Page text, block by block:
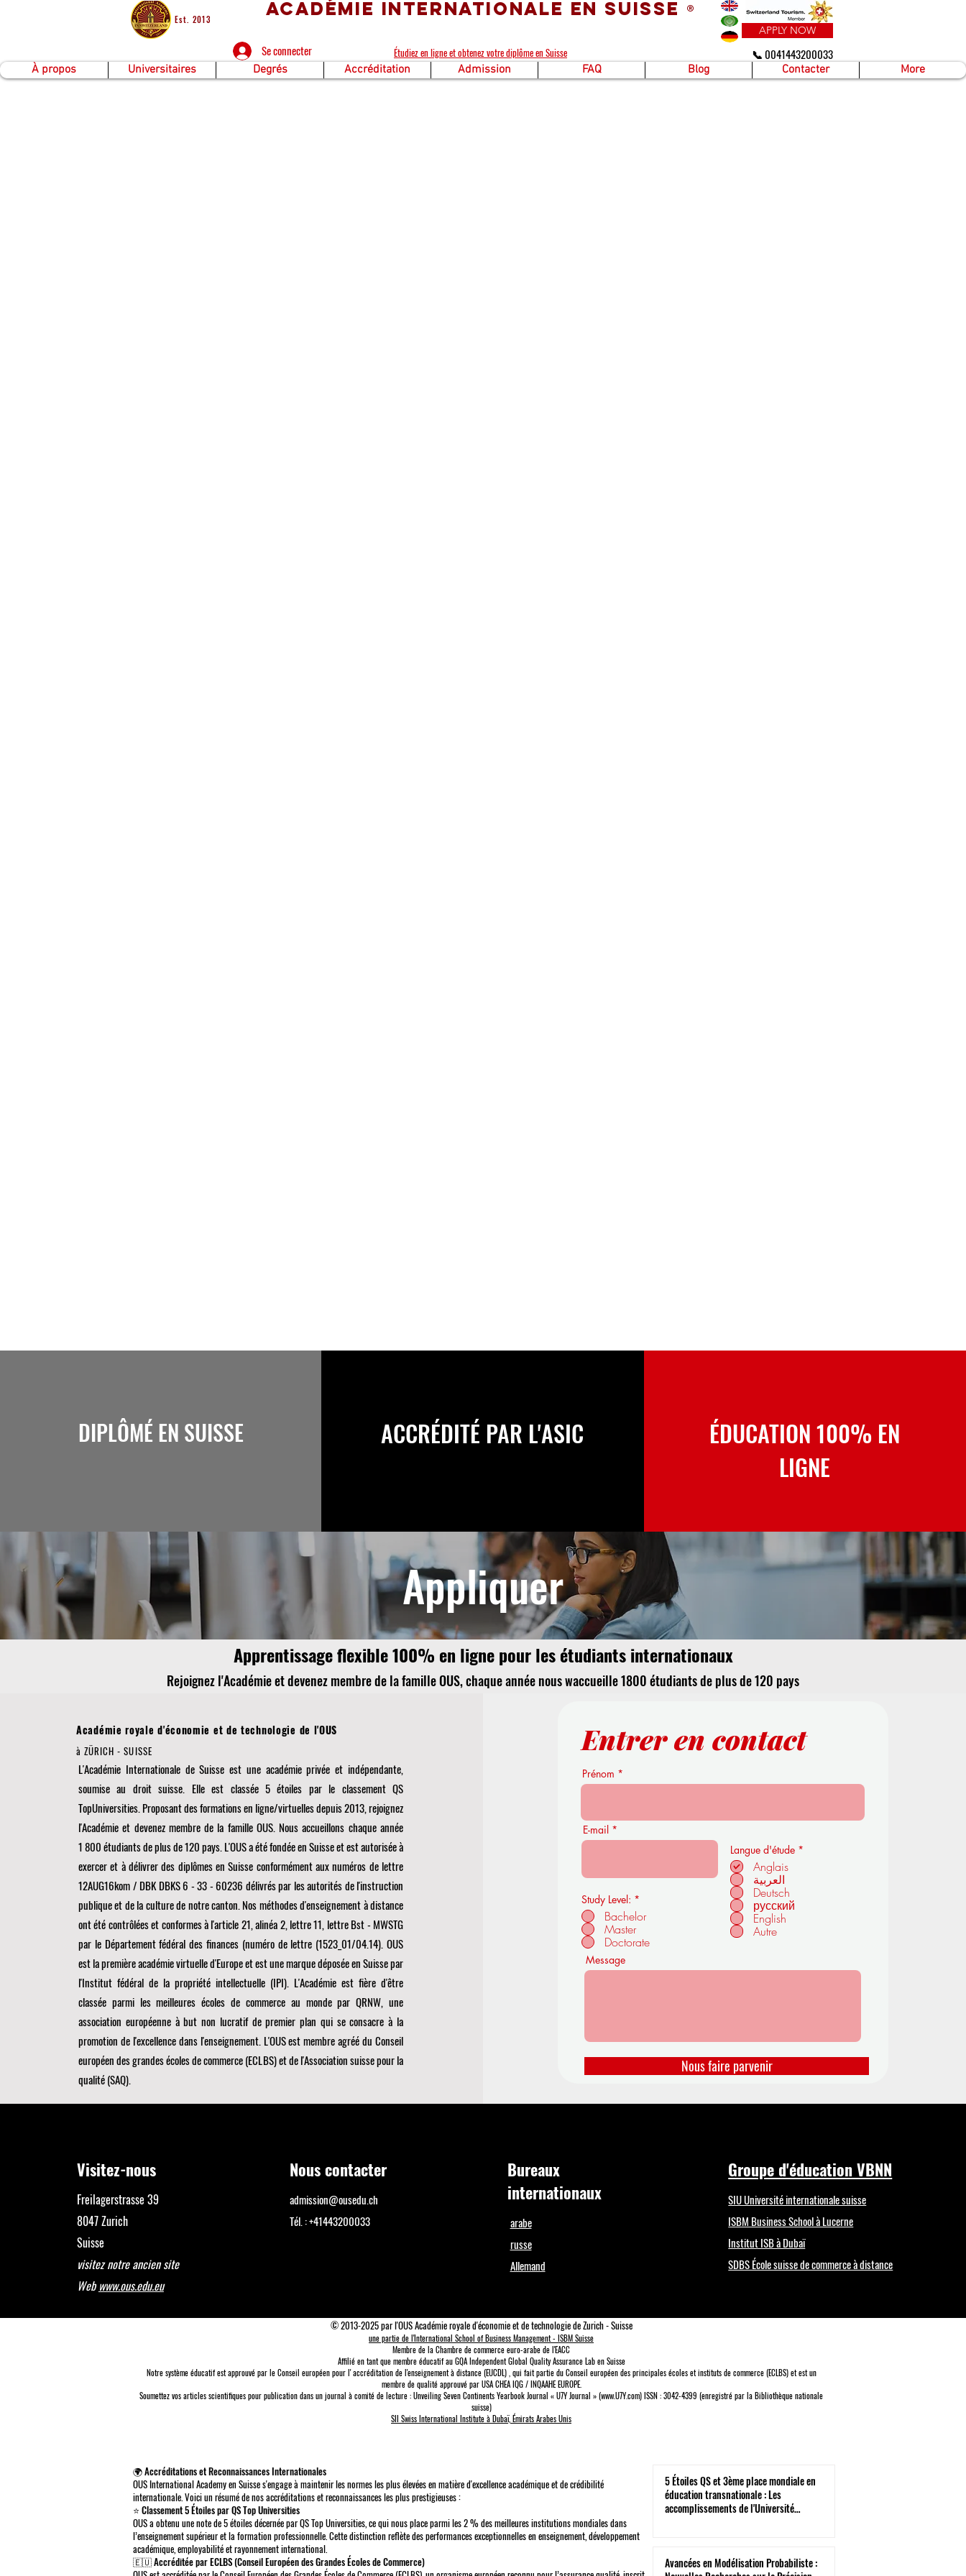
Est. 2013 Académie Internationale en Suisse ®
Se connecter Étudiez en ligne et obtenez votre diplôme en Suisse
APPLY NOW
📞 0041443200033
À propos Universitaires Degrés Accréditation Admission FAQ Blog Contacter More
DIPLÔMÉ EN SUISSE ACCRÉDITÉ PAR L'ASIC
ÉDUCATION 100% EN
LIGNE
Appliquer
Apprentissage flexible 100% en ligne pour les étudiants internationaux
Rejoignez l'Académie et devenez membre de la famille OUS, chaque année nous waccueille 1800 étudiants de plus de 120 pays
Académie royale d'économie et de technologie de l'OUS
à ZÜRICH - SUISSE
L'Académie Internationale de Suisse est une académie privée et indépendante,
soumise au droit suisse. Elle est classée 5 étoiles par le classement QS
TopUniversities. Proposant des formations en ligne/virtuelles depuis 2013, rejoignez
l'Académie et devenez membre de la famille OUS. Nous accueillons chaque année
1 800 étudiants de plus de 120 pays. L'OUS a été fondée en Suisse et est autorisée à
exercer et à délivrer des diplômes en Suisse conformément aux numéros de lettre
12AUG16kom / DBK DBKS 6 - 33 - 60236 délivrés par les autorités de l'instruction
publique et de la culture de notre canton. Nos méthodes d'enseignement à distance
ont été contrôlées et conformes à l'article 21, alinéa 2, lettre 11, lettre Bst - MWSTG
par le Département fédéral des finances (numéro de lettre (1523_01/04.14). OUS
est la première académie virtuelle d'Europe et est une marque déposée en Suisse par
l'Institut fédéral de la propriété intellectuelle (IPI). L'Académie est fière d'être
classée parmi les meilleures écoles de commerce au monde parQRNW, une
association européenne à but non lucratif de premier plan qui se consacre à la
promotion de l'excellence dans l'enseignement. L'OUS est membre agréé du Conseil
européen des grandes écoles de commerce (ECLBS)et de l'Association suisse pour la
qualité (SAQ).
Entrer en contact
Prénom
E-mail
Study Level: *
Bachelor
Master
Doctorate
Langue d'étude *
Anglais
العربية
Deutsch
русский
English
Autre
Message
Nous faire parvenir
Visitez-nous
Freilagerstrasse 39
8047 Zurich
Suisse
visitez notre ancien site
Webwww.ous.edu.eu
Nous contacter
admission@ousedu.ch
Tél. : +41443200033
Bureaux
internationaux
arabe
russe
Allemand
Groupe d'éducation VBNN
SIU Université internationale suisse
ISBM Business School à Lucerne
Institut ISB à Dubaï
SDBS École suisse de commerce à distance
© 2013-2025 par l'OUS Académie royale d'économie et de technologie de Zurich - Suisse
une partie de l'International School of Business Management - ISBM Suisse
Membre de la Chambre de commerce euro-arabe de l'EACC
Affilié en tant que membre éducatif au GQA Independent Global Quality Assurance Lab en Suisse
Notre système éducatif est approuvé par leConseil européen pour l' accréditation de l'enseignement à distance (EUCDL), qui fait partie duConseil européen des principales écoles et instituts de commerce (ECLBS)et est un
membre de qualité approuvé par USA CHEA IQG / INQAAHE EUROPE.
Soumettez vos articles scientifiques pour publication dans un journal à comité de lecture : Unveiling Seven Continents Yearbook Journal « U7Y Journal » (www.U7Y.com) ISSN : 3042-4399 (enregistré par la Bibliothèque nationale
suisse)
SII Swiss International Institute à Dubaï, Émirats Arabes Unis
🌍 Accréditations et Reconnaissances Internationales
OUS International Academy en Suisse s'engage à maintenir les normes les plus élevées en matière d'excellence académique et de crédibilité
internationale. Voici un résumé de nos accréditations et reconnaissances les plus prestigieuses :
⭐ Classement 5 Étoiles par QS Top Universities
OUS a obtenu une note de 5 étoiles décernée par QS Top Universities, ce qui nous place parmi les 2 % des meilleures institutions mondiales dans
l’enseignement supérieur et la formation professionnelle. Cette distinction reflète des performances exceptionnelles en enseignement, développement
académique, employabilité et rayonnement international.
🇪🇺 Accréditée par ECLBS (Conseil Européen des Grandes Écoles de Commerce)
5 Étoiles QS et 3ème place mondiale en
éducation transnationale : Les
accomplissements de l'Université
Avancées en Modélisation Probabiliste :